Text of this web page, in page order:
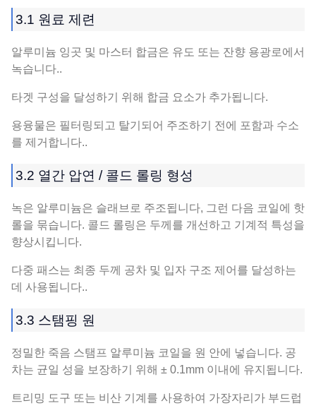
3.1 원료 제련
알루미늄 잉곳 및 마스터 합금은 유도 또는 잔향 용광로에서
녹습니다..
타겟 구성을 달성하기 위해 합금 요소가 추가됩니다.
용융물은 필터링되고 탈기되어 주조하기 전에 포함과 수소
를 제거합니다..
3.2 열간 압연 / 콜드 롤링 형성
녹은 알루미늄은 슬래브로 주조됩니다, 그런 다음 코일에 핫
롤을 묶습니다. 콜드 롤링은 두께를 개선하고 기계적 특성을
향상시킵니다.
다중 패스는 최종 두께 공차 및 입자 구조 제어를 달성하는
데 사용됩니다..
3.3 스탬핑 원
정밀한 죽음 스탬프 알루미늄 코일을 원 안에 넣습니다. 공
차는 균일 성을 보장하기 위해 ± 0.1mm 이내에 유지됩니다.
트리밍 도구 또는 비산 기계를 사용하여 가장자리가 부드럽